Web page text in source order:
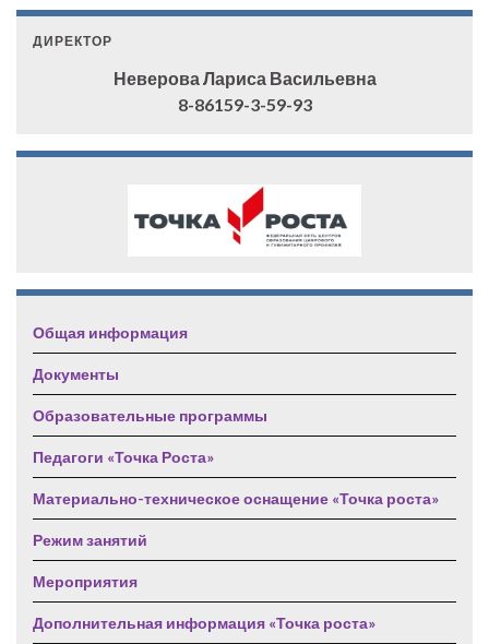
ДИРЕКТОР
Неверова Лариса Васильевна
8-86159-3-59-93
Общая информация
Документы
Образовательные программы
Педагоги «Точка Роста»
Материально-техническое оснащение «Точка роста»
Режим занятий
Мероприятия
Дополнительная информация «Точка роста»